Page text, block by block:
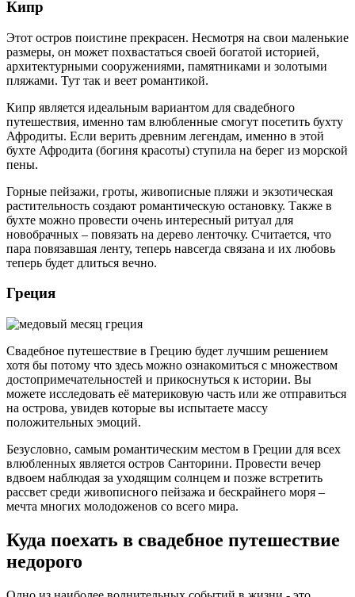
Кипр
Этот остров поистине прекрасен. Несмотря на свои маленькие
размеры, он может похвастаться своей богатой историей,
архитектурными сооружениями, памятниками и золотыми
пляжами. Тут так и веет романтикой.
Кипр является идеальным вариантом для свадебного
путешествия, именно там влюбленные смогут посетить бухту
Афродиты. Если верить древним легендам, именно в этой
бухте Афродита (богиня красоты) ступила на берег из морской
пены.
Горные пейзажи, гроты, живописные пляжи и экзотическая
растительность создают романтическую остановку. Также в
бухте можно провести очень интересный ритуал для
новобрачных – повязать на дерево ленточку. Считается, что
пара повязавшая ленту, теперь навсегда связана и их любовь
теперь будет длиться вечно.
Греция
Свадебное путешествие в Грецию будет лучшим решением
хотя бы потому что здесь можно ознакомиться с множеством
достопримечательностей и прикоснуться к истории. Вы
можете исследовать её материковую часть или же отправиться
на острова, увидев которые вы испытаете массу
положительных эмоций.
Безусловно, самым романтическим местом в Греции для всех
влюбленных является остров Санторини. Провести вечер
вдвоем наблюдая за уходящим солнцем и позже встретить
рассвет среди живописного пейзажа и бескрайнего моря –
мечта многих молодоженов со всего мира.
Куда поехать в свадебное путешествие
недорого